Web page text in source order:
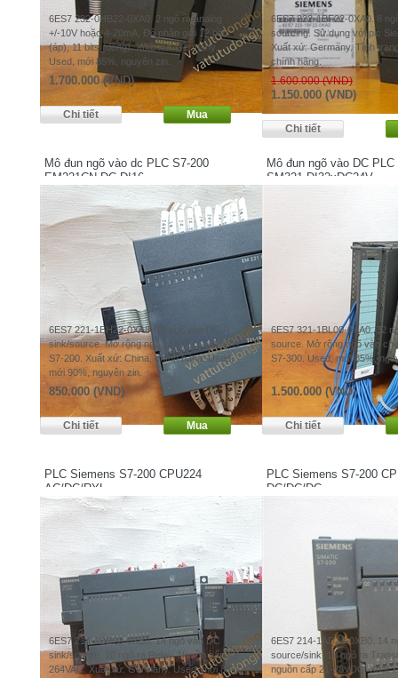
6ES7 232-0HB22-0XA0. 2 ngõ ra analog
+/-10V hoặc 4-20mA, Độ phân giải 12 bits
(áp), 11 bits (dòng). Xuất xứ: Germany.
Used, mới 85%, nguyên zin.
1.700.000 (VND)
6ES7 222-1BF22-0XA0. 8
sourcing. Sử dụng với plc
Xuất xứ: Germany. Tình
chính hãng.
1.600.000 (VND)
1.150.000 (VND)
Mô đun ngõ vào dc PLC S7-200
EM221CN DC DI16
6ES7 221-1BH22-0XA8. 16 ngõ vào DC
sink/source. Mở rộng ngõ vào PLC Siemens
S7-200. Xuất xứ: China, chính hãng. Used,
mới 90%, nguyên zin.
850.000 (VND)
Mô đun ngõ vào DC
SM321 DI32xDC24V
6ES7 321-1BL00-0AA0. 32
source. Mở rộng ngõ vào
S7-300. Used, mới 85%,
1.500.000 (VND)
PLC Siemens S7-200 CPU224
AC/DC/RYL
6ES7 214-1BD23-0XB0. 14 ngõ vào DC
sink/source, 10 ngõ ra Relay. Nguồn cấp 85-
264VAC. Xuất xứ: Germany. Used, mới 85%.
PLC Siemens S7-200
DC/DC/DC
6ES7 214-1AD23-0XB0. 14
source/sink, 10 ngõ ra
nguồn cấp 21-28VDC. Xuất